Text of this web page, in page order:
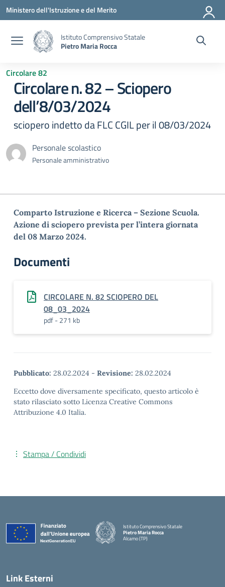
Vai ai contenuti
Vai al menu di navigazione
Vai al footer
Ministero dell'Istruzione e del Merito
Istituto Comprensivo Statale
Pietro Maria Rocca
Circolare 82
Circolare n. 82 – Sciopero
dell’8/03/2024
sciopero indetto da FLC CGIL per il 08/03/2024
Personale scolastico
Personale amministrativo
Comparto Istruzione e Ricerca – Sezione Scuola.
Azione di sciopero prevista per l’intera giornata
del 08 Marzo 2024.
Documenti
CIRCOLARE N. 82 SCIOPERO DEL
08_03_2024
pdf - 271 kb
Pubblicato: 28.02.2024 - Revisione: 28.02.2024
Eccetto dove diversamente specificato, questo articolo è
stato rilasciato sotto Licenza Creative Commons
Attribuzione 4.0 Italia.
Stampa / Condividi
Istituto Comprensivo Statale
Pietro Maria Rocca
Alcamo (TP)
Link Esterni